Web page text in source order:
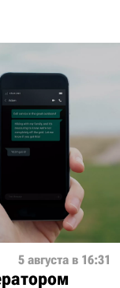
5 августа в 16:31